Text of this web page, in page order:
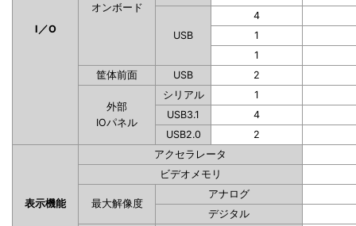
I／O
オンボード
USB
4
1
1
筐体前面
USB 2
外部
IOパネル
シリアル
1
USB3.1
4
USB2.0
2
表示機能
アクセラレータ
ビデオメモリ
最大解像度
アナログ
デジタル